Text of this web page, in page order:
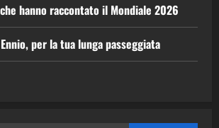
hanno raccontato il Mondiale 2026
per la tua lunga passeggiata